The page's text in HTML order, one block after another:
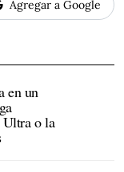
Agregar a Google
en un
Ultra o la